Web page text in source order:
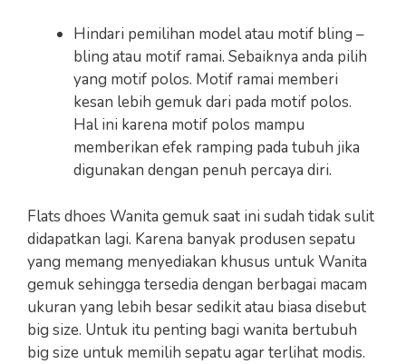
Hindari pemilihan model atau motif bling –
bling atau motif ramai. Sebaiknya anda pilih
yang motif polos. Motif ramai memberi
kesan lebih gemuk dari pada motif polos.
Hal ini karena motif polos mampu
memberikan efek ramping pada tubuh jika
digunakan dengan penuh percaya diri.
Flats dhoes Wanita gemuk saat ini sudah tidak sulit
didapatkan lagi. Karena banyak produsen sepatu
yang memang menyediakan khusus untuk Wanita
gemuk sehingga tersedia dengan berbagai macam
ukuran yang lebih besar sedikit atau biasa disebut
big size. Untuk itu penting bagi wanita bertubuh
big size untuk memilih sepatu agar terlihat modis.